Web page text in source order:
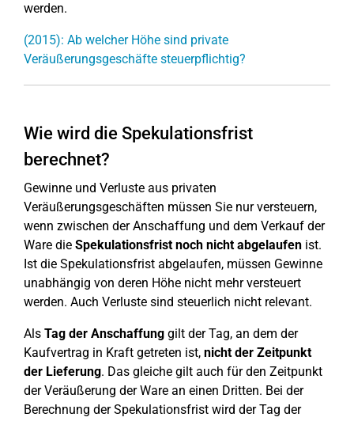
werden.
(2015): Ab welcher Höhe sind private
Veräußerungsgeschäfte steuerpflichtig?
Wie wird die Spekulationsfrist
berechnet?
Gewinne und Verluste aus privaten
Veräußerungsgeschäften müssen Sie nur versteuern,
wenn zwischen der Anschaffung und dem Verkauf der
Ware die Spekulationsfrist noch nicht abgelaufen ist.
Ist die Spekulationsfrist abgelaufen, müssen Gewinne
unabhängig von deren Höhe nicht mehr versteuert
werden. Auch Verluste sind steuerlich nicht relevant.
Als Tag der Anschaffung gilt der Tag, an dem der
Kaufvertrag in Kraft getreten ist, nicht der Zeitpunkt
der Lieferung. Das gleiche gilt auch für den Zeitpunkt
der Veräußerung der Ware an einen Dritten. Bei der
Berechnung der Spekulationsfrist wird der Tag der